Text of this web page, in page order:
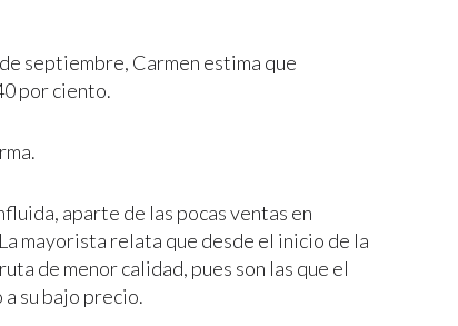
septiembre, Carmen estima que
por ciento.
aparte de las pocas ventas en
mayorista relata que desde el inicio de la
de menor calidad, pues son las que el
su bajo precio.